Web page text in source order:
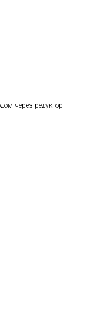
через редуктор